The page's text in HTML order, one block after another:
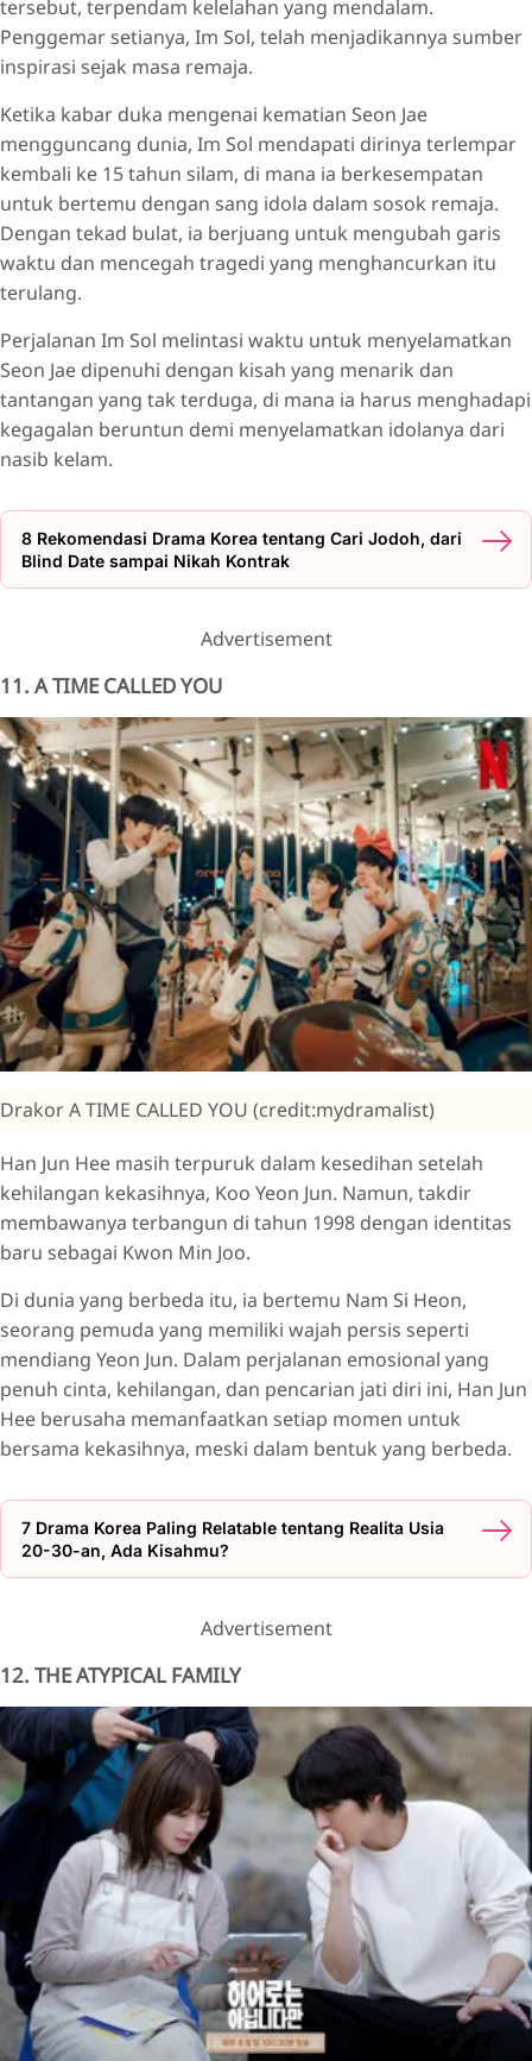
tersebut, terpendam kelelahan yang mendalam.
Penggemar setianya, Im Sol, telah menjadikannya sumber
inspirasi sejak masa remaja.
Ketika kabar duka mengenai kematian Seon Jae
mengguncang dunia, Im Sol mendapati dirinya terlempar
kembali ke 15 tahun silam, di mana ia berkesempatan
untuk bertemu dengan sang idola dalam sosok remaja.
Dengan tekad bulat, ia berjuang untuk mengubah garis
waktu dan mencegah tragedi yang menghancurkan itu
terulang.
Perjalanan Im Sol melintasi waktu untuk menyelamatkan
Seon Jae dipenuhi dengan kisah yang menarik dan
tantangan yang tak terduga, di mana ia harus menghadapi
kegagalan beruntun demi menyelamatkan idolanya dari
nasib kelam.
8 Rekomendasi Drama Korea tentang Cari Jodoh, dari
Blind Date sampai Nikah Kontrak
Advertisement
11. A TIME CALLED YOU
Drakor A TIME CALLED YOU (credit:mydramalist)
Han Jun Hee masih terpuruk dalam kesedihan setelah
kehilangan kekasihnya, Koo Yeon Jun. Namun, takdir
membawanya terbangun di tahun 1998 dengan identitas
baru sebagai Kwon Min Joo.
Di dunia yang berbeda itu, ia bertemu Nam Si Heon,
seorang pemuda yang memiliki wajah persis seperti
mendiang Yeon Jun. Dalam perjalanan emosional yang
penuh cinta, kehilangan, dan pencarian jati diri ini, Han Jun
Hee berusaha memanfaatkan setiap momen untuk
bersama kekasihnya, meski dalam bentuk yang berbeda.
7 Drama Korea Paling Relatable tentang Realita Usia
20-30-an, Ada Kisahmu?
Advertisement
12. THE ATYPICAL FAMILY